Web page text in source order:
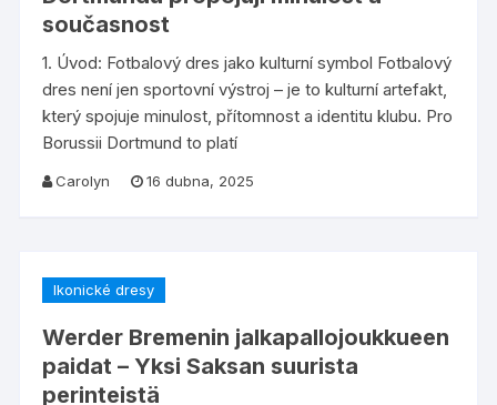
současnost
1. Úvod: Fotbalový dres jako kulturní symbol Fotbalový
dres není jen sportovní výstroj – je to kulturní artefakt,
který spojuje minulost, přítomnost a identitu klubu. Pro
Borussii Dortmund to platí
Carolyn 16 dubna, 2025
Ikonické dresy
Werder Bremenin jalkapallojoukkueen
paidat – Yksi Saksan suurista
perinteistä